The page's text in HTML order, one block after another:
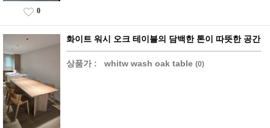
0
화이트 워시 오크 테이블의 담백한 톤이 따뜻한 공간
상품가 : whitw wash oak table (0)